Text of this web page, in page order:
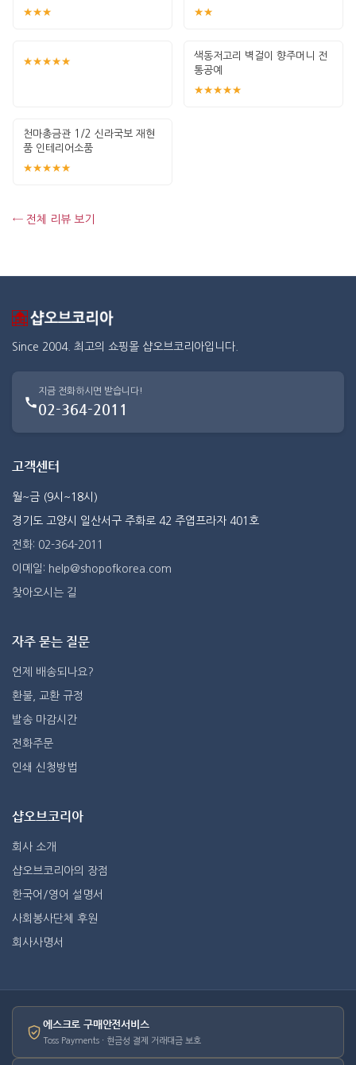
★★★
그림 고급
★★
★★★★★
색동저고리 벽걸이 향주머니 전
통공예
★★★★★
천마총금관 1/2 신라국보 재현
품 인테리어소품
★★★★★
← 전체 리뷰 보기
Since 2004. 최고의 쇼핑몰 샵오브코리아입니다.
지금 전화하시면 받습니다!
02-364-2011
고객센터
월~금 (9시~18시)
경기도 고양시 일산서구 주화로 42 주엽프라자 401호
전화: 02-364-2011
이메일: help@shopofkorea.com
찾아오시는 길
자주 묻는 질문
언제 배송되나요?
환불, 교환 규정
발송 마감시간
전화주문
인쇄 신청방법
샵오브코리아
회사 소개
샵오브코리아의 장점
한국어/영어 설명서
사회봉사단체 후원
회사사명서
에스크로 구매안전서비스
Toss Payments · 현금성 결제 거래대금 보호